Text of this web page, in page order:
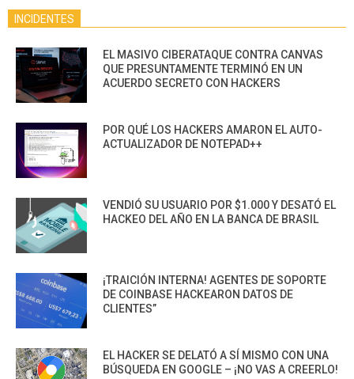
INCIDENTES
EL MASIVO CIBERATAQUE CONTRA CANVAS
QUE PRESUNTAMENTE TERMINÓ EN UN
ACUERDO SECRETO CON HACKERS
POR QUÉ LOS HACKERS AMARON EL AUTO-
ACTUALIZADOR DE NOTEPAD++
VENDIÓ SU USUARIO POR $1.000 Y DESATÓ EL
HACKEO DEL AÑO EN LA BANCA DE BRASIL
¡TRAICIÓN INTERNA! AGENTES DE SOPORTE
DE COINBASE HACKEARON DATOS DE
CLIENTES”
EL HACKER SE DELATÓ A SÍ MISMO CON UNA
BÚSQUEDA EN GOOGLE – ¡NO VAS A CREERLO!